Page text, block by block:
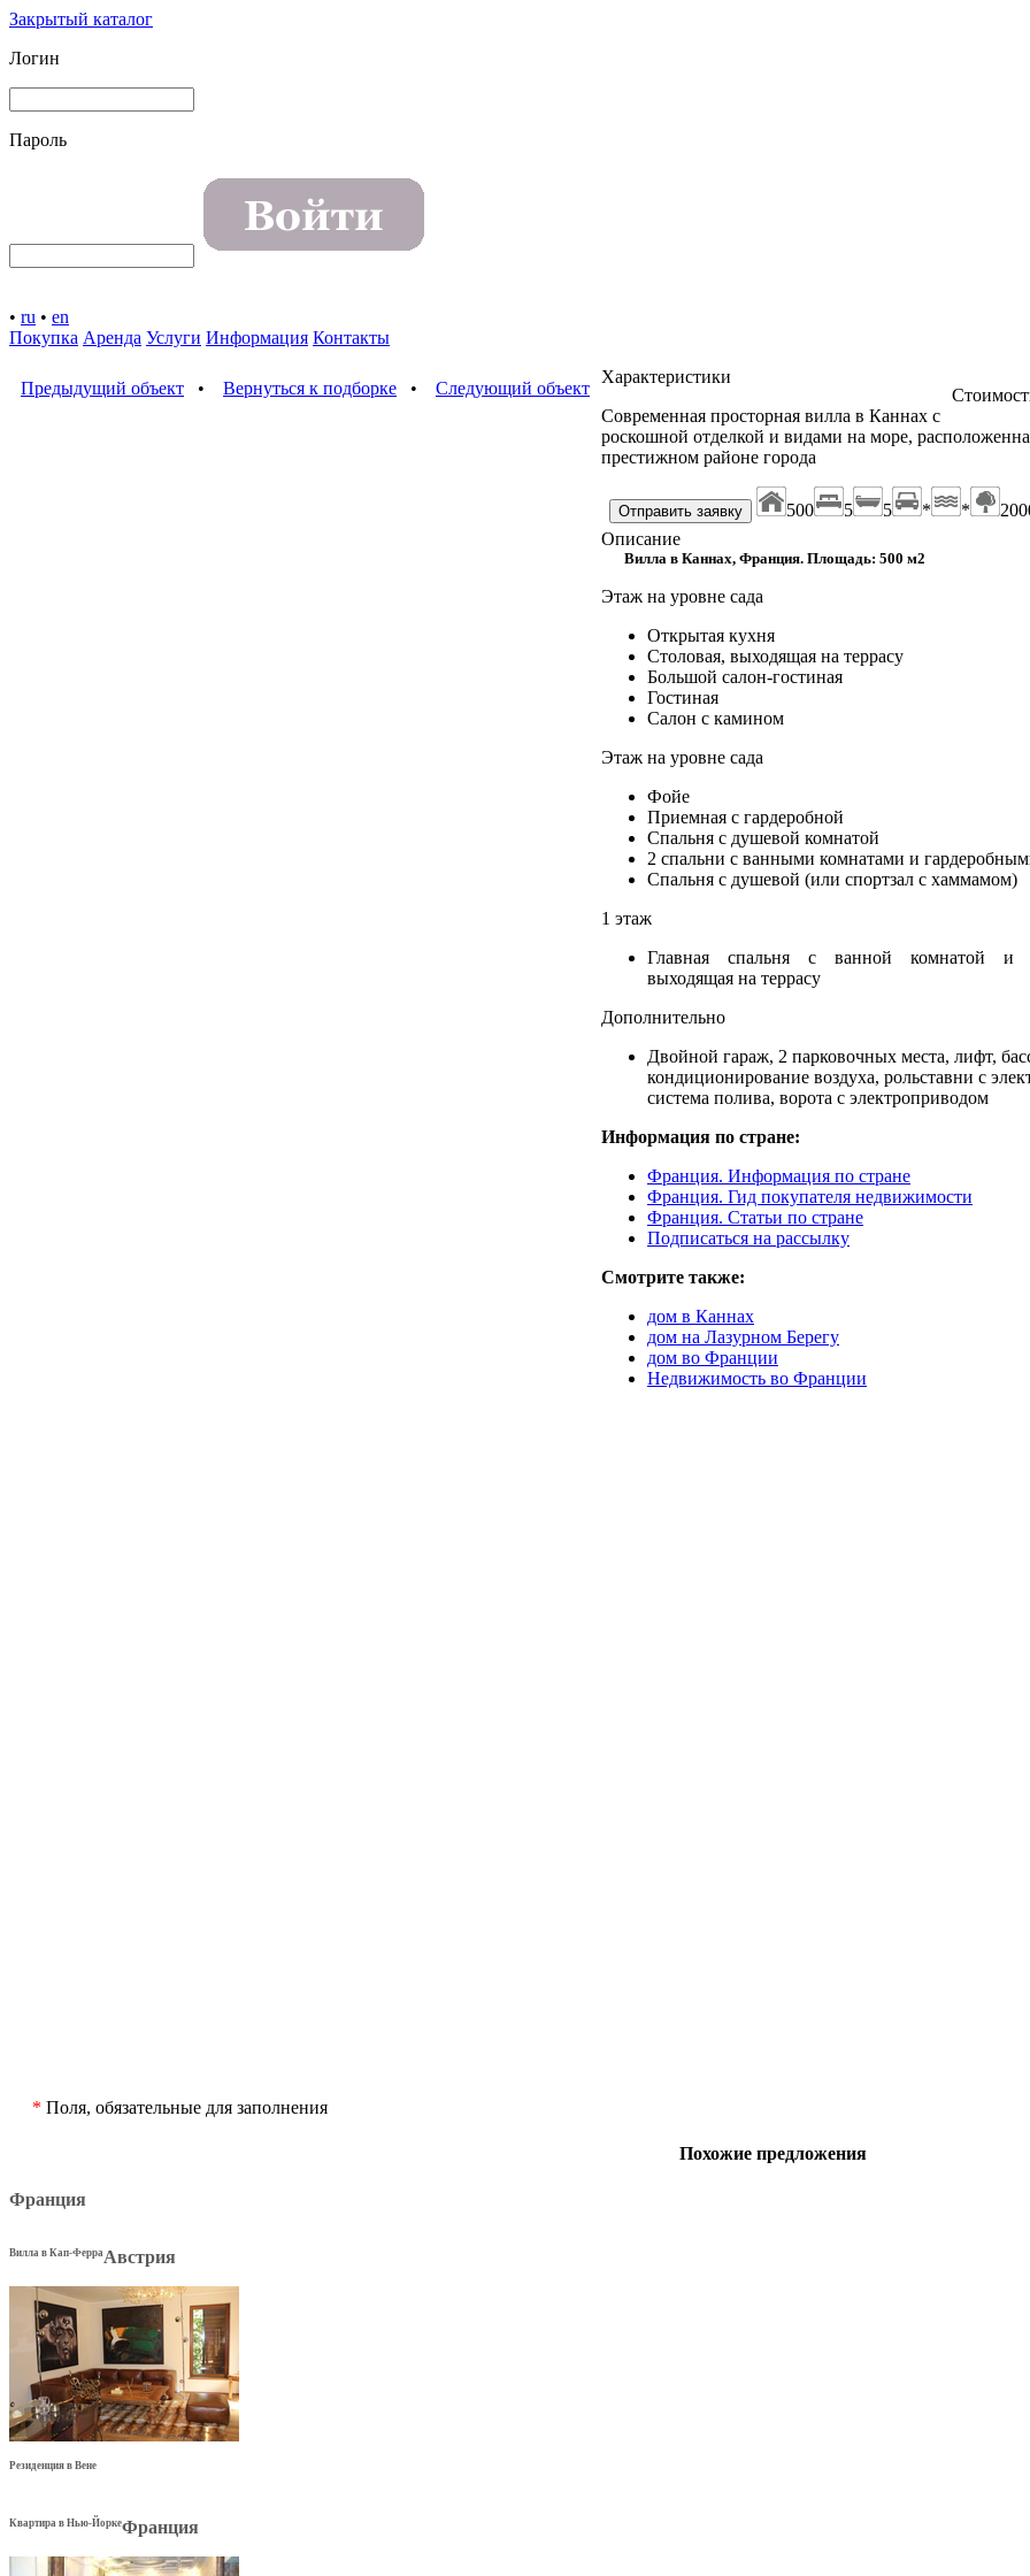
Закрытый каталог
Логин
Пароль
• ru • en
Покупка Аренда Услуги Информация Контакты
Предыдущий объект • Вернуться к подборке • Следующий объект
Характеристики
Современная просторная вилла в Каннах с
роскошной отделкой и видами на море,
престижном районе города
500 5 5 * *
Описание
Вилла в Каннах, Франция. Площадь: 500 м2
Этаж на уровне сада
Открытая кухня
Столовая, выходящая на террасу
Большой салон-гостиная
Гостиная
Салон с камином
Этаж на уровне сада
Фойе
Приемная с гардеробной
Спальня с душевой комнатой
2 спальни с ванными комнатами и
Спальня с душевой (или спортзал с хаммамом)
1 этаж
Главная спальня с ванной комнатой и
выходящая на террасу
Дополнительно
Двойной гараж, 2 парковочных места, лифт,
кондиционирование воздуха, рольставни с
система полива, ворота с электроприводом
Информация по стране:
Франция. Информация по стране
Франция. Гид покупателя недвижимости
Франция. Статьи по стране
Подписаться на рассылку
Смотрите также:
дом в Каннах
дом на Лазурном Берегу
дом во Франции
Недвижимость во Франции
* Поля, обязательные для заполнения
Похожие предложения
Франция
Вилла в Кап-ФерраАвстрия
Резиденция в Вене
Квартира в Нью-ЙоркеФранция